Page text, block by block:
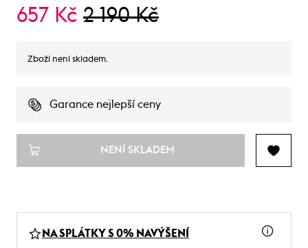
657 Kč 2 190 Kč
Zboží není skladem.
Garance nejlepší ceny
NENÍ SKLADEM
NA SPLÁTKY S 0% NAVÝŠENÍ